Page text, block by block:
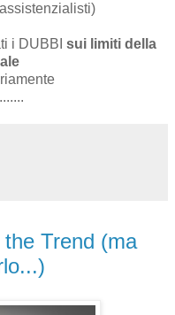
i DUBBI sui limiti della
Trend (ma